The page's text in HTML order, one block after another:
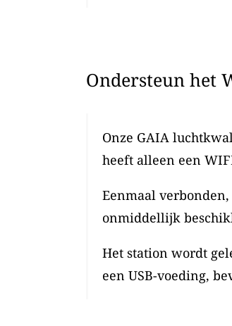
Ondersteun het
Onze GAIA
heeft alleen een
Eenmaal
onmiddellijk
Het station wordt
een USB-voeding,